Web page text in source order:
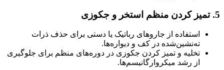
5. تمیز کردن منظم استخر و جکوزی
استفاده از جاروهای رباتیک یا دستی برای حذف ذرات
ته‌نشین‌شده در کف و دیواره‌ها.
تخلیه و تمیز کردن جکوزی در دوره‌های منظم برای جلوگیری
از رشد میکروارگانیسم‌ها.